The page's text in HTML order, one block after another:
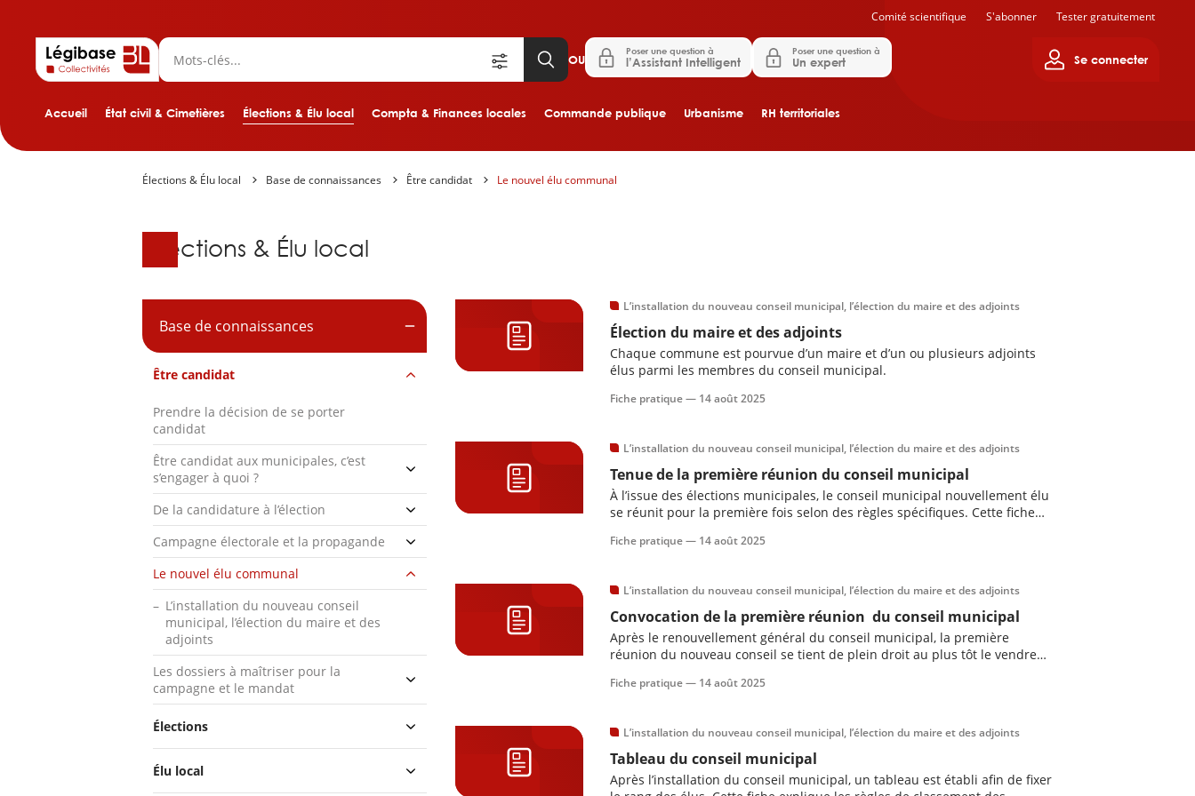
Aller au contenu principal
Accueil État civil & Cimetières Élections & Élu local Compta & Finances locales Commande publique Urbanisme RH territoriales
OU
Poser une question à
l’Assistant Intelligent
Poser une question à
Un expert Se connecter
Comité scientifique S'abonner Tester gratuitement
Élections & Élu local Base de connaissances Être candidat Le nouvel élu communal
Base de connaissances
Élections & Élu local
L’installation du nouveau conseil municipal, l’élection du maire et des adjoints
Élection du maire et des adjoints
Chaque commune est pourvue d’un maire et d’un ou plusieurs adjoints
élus parmi les membres du conseil municipal.
Fiche pratique — 14 août 2025
L’installation du nouveau conseil municipal, l’élection du maire et des adjoints
Tenue de la première réunion du conseil municipal
À l’issue des élections municipales, le conseil municipal nouvellement élu
se réunit pour la première fois selon des règles spécifiques. Cette fiche
exigences de quorum applicables.
Fiche pratique — 14 août 2025
L’installation du nouveau conseil municipal, l’élection du maire et des adjoints
Convocation de la première réunion du conseil municipal
Après le renouvellement général du conseil municipal, la première
réunion du nouveau conseil se tient de plein droit au plus tôt le vendredi
duquel le conseil a été élu au complet.
Fiche pratique — 14 août 2025
L’installation du nouveau conseil municipal, l’élection du maire et des adjoints
Tableau du conseil municipal
Après l’installation du conseil municipal, un tableau est établi afin de fixer
Base de connaissances
Être candidat
Prendre la décision de se porter
candidat
Être candidat aux municipales, c’est
s’engager à quoi ?
De la candidature à l’élection
Campagne électorale et la propagande
Le nouvel élu communal
L’installation du nouveau conseil
municipal, l’élection du maire et des
adjoints
Les dossiers à maîtriser pour la
campagne et le mandat
Élections
Élu local